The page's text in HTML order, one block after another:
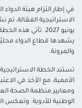
في إطار التزام هيئة
يونيو 2027. تأتي
يشهدها قطاع الدواء
والمرونة.
الأممية، مع الأخذ في
ومعايير منظمة الصحة
الوطنية للأدوية. وتعكس